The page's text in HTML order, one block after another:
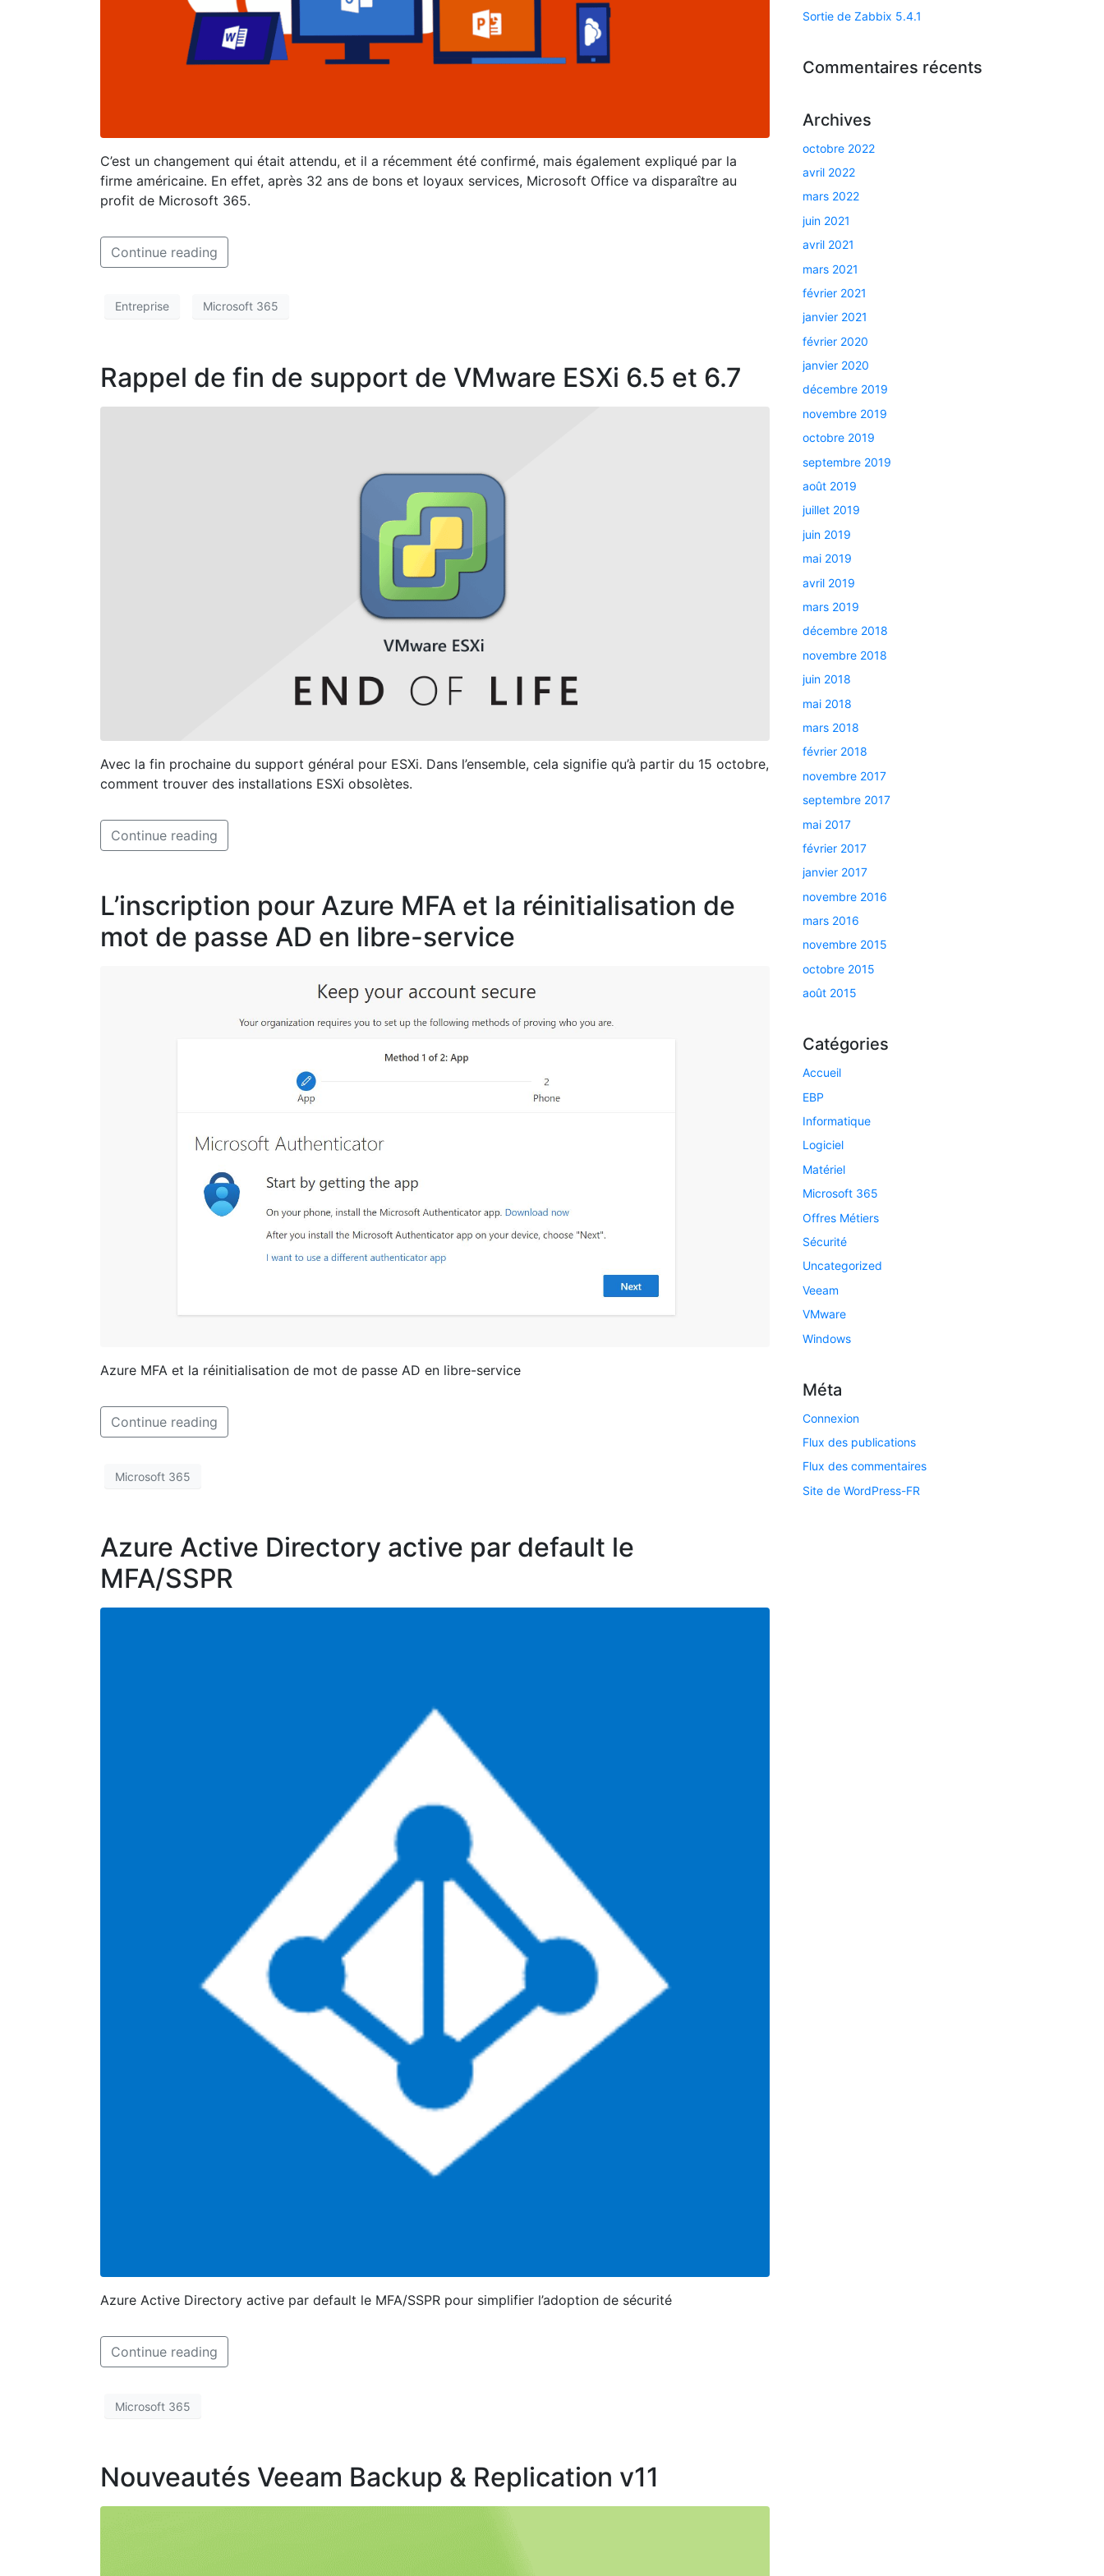
C’est un changement qui était attendu, et il a récemment été confirmé, mais également expliqué par la
firme américaine. En effet, après 32 ans de bons et loyaux services, Microsoft Office va disparaître au
profit de Microsoft 365.
Continue reading
Entreprise Microsoft 365
Rappel de fin de support de VMware ESXi 6.5 et 6.7​
Avec la fin prochaine du support général pour ESXi. Dans l’ensemble, cela signifie qu’à partir du 15 octobre,
comment trouver des installations ESXi obsolètes​.
Continue reading
L’inscription pour Azure MFA et la réinitialisation de
mot de passe AD en libre-service
Azure MFA et la réinitialisation de mot de passe AD en libre-service
Continue reading
Microsoft 365
Azure Active Directory active par default le
MFA/SSPR
Azure Active Directory active par default le MFA/SSPR pour simplifier l’adoption de sécurité
Continue reading
Microsoft 365
Nouveautés Veeam Backup & Replication v11
Sortie de Zabbix 5.4.1
Commentaires récents
Archives
octobre 2022
avril 2022
mars 2022
juin 2021
avril 2021
mars 2021
février 2021
janvier 2021
février 2020
janvier 2020
décembre 2019
novembre 2019
octobre 2019
septembre 2019
août 2019
juillet 2019
juin 2019
mai 2019
avril 2019
mars 2019
décembre 2018
novembre 2018
juin 2018
mai 2018
mars 2018
février 2018
novembre 2017
septembre 2017
mai 2017
février 2017
janvier 2017
novembre 2016
mars 2016
novembre 2015
octobre 2015
août 2015
Catégories
Accueil
EBP
Informatique
Logiciel
Matériel
Microsoft 365
Offres Métiers
Sécurité
Uncategorized
Veeam
VMware
Windows
Méta
Connexion
Flux des publications
Flux des commentaires
Site de WordPress-FR